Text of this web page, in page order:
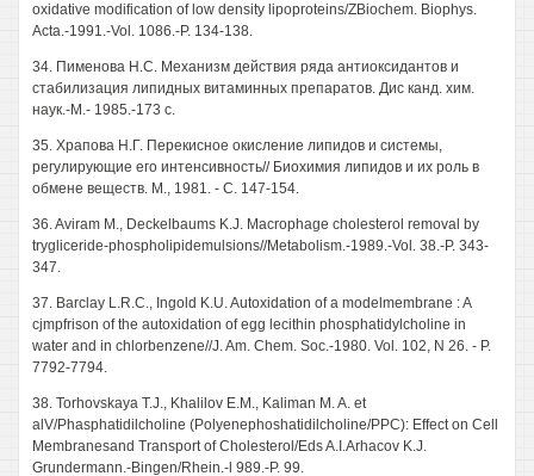
oxidative modification of low density lipoproteins/ZBiochem. Biophys.
Acta.-1991.-Vol. 1086.-P. 134-138.
34. Пименова H.C. Механизм действия ряда антиоксидантов и
стабилизация липидных витаминных препаратов. Дис канд. хим.
наук.-М.- 1985.-173 с.
35. Храпова Н.Г. Перекисное окисление липидов и системы,
регулирующие его интенсивность// Биохимия липидов и их роль в
обмене веществ. М., 1981. - С. 147-154.
36. Aviram М., Deckelbaums K.J. Macrophage cholesterol removal by
trygliceride-phospholipidemulsions//Metabolism.-1989.-Vol. 38.-P. 343-
347.
37. Barclay L.R.C., Ingold K.U. Autoxidation of a modelmembrane : A
cjmpfrison of the autoxidation of egg lecithin phosphatidylcholine in
water and in chlorbenzene//J. Am. Chem. Soc.-1980. Vol. 102, N 26. - P.
7792-7794.
38. Torhovskaya T.J., Khalilov E.M., Kaliman M. A. et
alV/Phasphatidilcholine (Polyenephoshatidilcholine/PPC): Effect on Cell
Membranesand Transport of Cholesterol/Eds A.I.Arhacov K.J.
Grundermann.-Bingen/Rhein.-l 989.-P. 99.